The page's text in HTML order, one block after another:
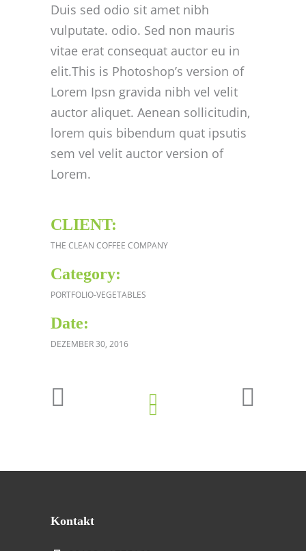
Duis sed odio sit amet nibh
vulputate. odio. Sed non mauris
vitae erat consequat auctor eu in
elit.This is Photoshop’s version of
Lorem Ipsn gravida nibh vel velit
auctor aliquet. Aenean sollicitudin,
lorem quis bibendum quat ipsutis
sem vel velit auctor version of
Lorem.
CLIENT:
THE CLEAN COFFEE COMPANY
Category:
PORTFOLIO-VEGETABLES
Date:
DEZEMBER 30, 2016
Kontakt